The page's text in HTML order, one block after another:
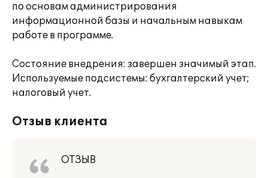
по основам администрирования
информационной базы и начальным навыкам
работе в программе.
Состояние внедрения: завершен значимый этап.
Используемые подсистемы: бухгалтерский учет;
налоговый учет.
Отзыв клиента
ОТЗЫВ